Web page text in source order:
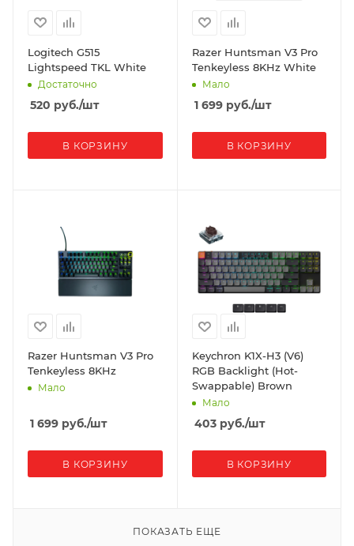
Logitech G515
Lightspeed TKL White
Достаточно
520 руб./шт
В КОРЗИНУ
Razer Huntsman V3 Pro
Tenkeyless 8KHz White
Мало
1 699руб./шт
В КОРЗИНУ
Razer Huntsman V3 Pro
Tenkeyless 8KHz
Мало
1 699 руб./шт
В КОРЗИНУ
Keychron K1X-H3 (V6)
RGB Backlight (Hot-
Swappable) Brown
Мало
403руб./шт
В КОРЗИНУ
ПОКАЗАТЬ ЕЩЕ